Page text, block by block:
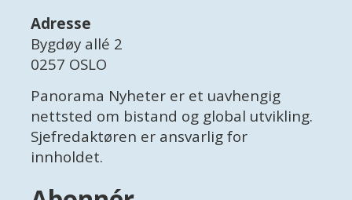
Adresse
Bygdøy allé 2
0257 OSLO
Panorama Nyheter er et uavhengig
nettsted om bistand og global utvikling.
Sjefredaktøren er ansvarlig for
innholdet.